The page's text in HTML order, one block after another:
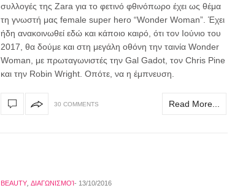
συλλογές της Zara για το φετινό φθινόπωρο έχει ως θέμα
τη γνωστή μας female super hero “Wonder Woman”. Έχει
ήδη ανακοινωθεί εδώ και κάποιο καιρό, ότι τον Ιούνιο του
2017, θα δούμε και στη μεγάλη οθόνη την ταινία Wonder
Woman, με πρωταγωνιστές την Gal Gadot, τον Chris Pine
και την Robin Wright. Οπότε, να η έμπνευση.
30 COMMENTS Read More...
BEAUTY ΔΙΑΓΩΝΙΣΜΟΊ 13/10/2016